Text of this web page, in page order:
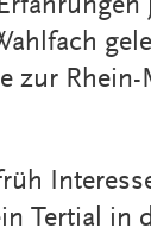
zur
Tertial in